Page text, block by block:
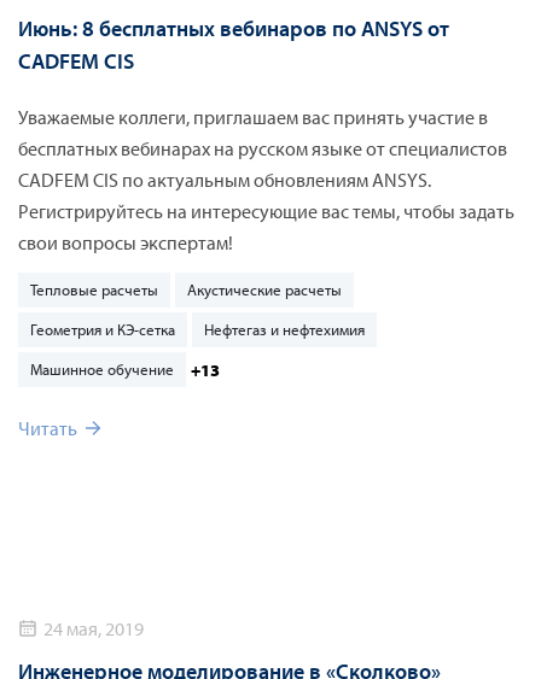
Июнь: 8 бесплатных вебинаров по ANSYS от
CADFEM CIS
Уважаемые коллеги, приглашаем вас принять участие в
бесплатных вебинарах на русском языке от специалистов
CADFEM CIS по актуальным обновлениям ANSYS.
Регистрируйтесь на интересующие вас темы, чтобы задать
свои вопросы экспертам!
Тепловые расчеты Акустические расчеты
Геометрия и КЭ-сетка Нефтегаз и нефтехимия
Машинное обучение +13
Читать
24 мая, 2019
Инженерное моделирование в «Сколково»